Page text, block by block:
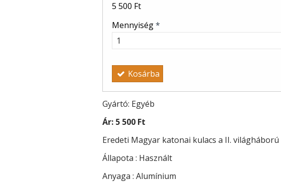
5 500 Ft
Mennyiség*
Kosárba
Gyártó: Egyéb
Ár: 5 500 Ft
Eredeti Magyar katonai kulacs a II. világháború
Állapota : Használt
Anyaga : Alumínium